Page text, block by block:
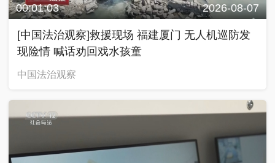
00:01:03 2026-08-07
[中国法治观察]救援现场 福建厦门 无人机巡防发
现险情 喊话劝回戏水孩童
中国法治观察